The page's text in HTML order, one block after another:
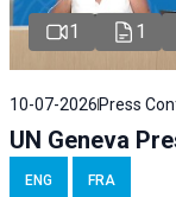
1 1
10-07-2026 Press
UN Geneva
ENG FRA